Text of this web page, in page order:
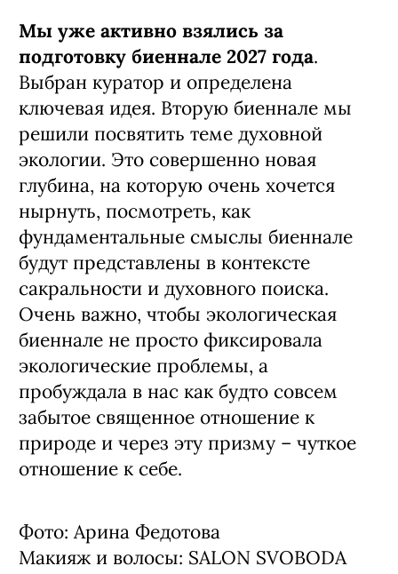
Мы уже активно взялись за
подготовку биеннале 2027 года.
Выбран куратор и определена
ключевая идея. Вторую биеннале мы
решили посвятить теме духовной
экологии. Это совершенно новая
глубина, на которую очень хочется
нырнуть, посмотреть, как
фундаментальные смыслы биеннале
будут представлены в контексте
сакральности и духовного поиска.
Очень важно, чтобы экологическая
биеннале не просто фиксировала
экологические проблемы, а
пробуждала в нас как будто совсем
забытое священное отношение к
природе и через эту призму – чуткое
отношение к себе.
Фото: Арина Федотова
Макияж и волосы: SALON SVOBODA